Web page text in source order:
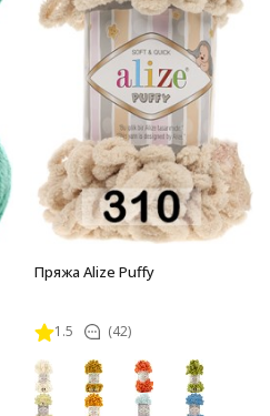
Пряжа Alize Puffy
1.5 (42)